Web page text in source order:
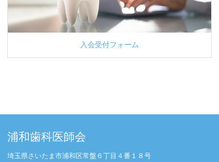
入会受付フォーム
浦和歯科医師会
埼玉県さいたま市浦和区常盤６丁目４番１８号